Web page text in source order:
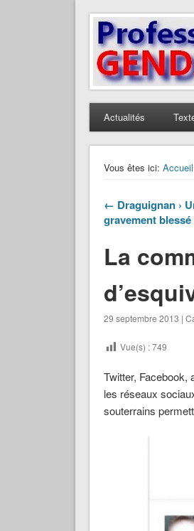
Profession
Le journal des
Actualités
Vous êtes ici: Accueil
← Draguignan ›
gravement
La
29 septembre 2013 |
Vue(s) :749
Twitter,
les réseaux
souterrains